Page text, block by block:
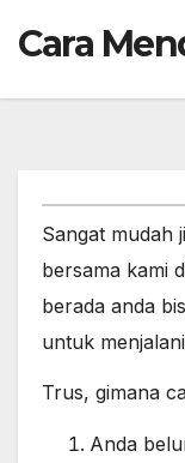
Cara
Sangat mudah
bersama kami
berada anda
untuk
Trus, gimana
Anda